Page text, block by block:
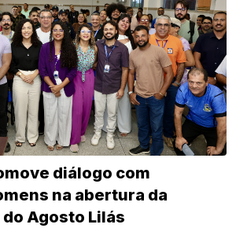
diálogo com
na abertura da
Agosto Lilás